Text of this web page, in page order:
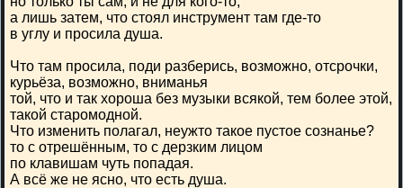
а лишь затем, что стоял инструмент там где-то
в углу и просила душа.
Что там просила, поди разберись, возможно, отсрочки,
курьёза, возможно, вниманья
той, что и так хороша без музыки всякой, тем более этой,
такой старомодной.
Что изменить полагал, неужто такое пустое сознанье?
то с отрешённым, то с дерзким лицом
по клавишам чуть попадая.
А всё же не ясно, что есть душа.